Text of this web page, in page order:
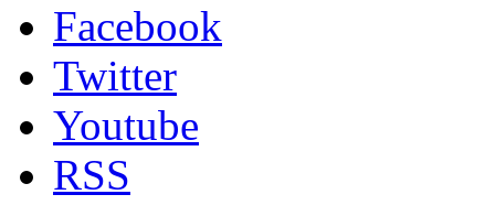
Facebook
Twitter
Youtube
RSS